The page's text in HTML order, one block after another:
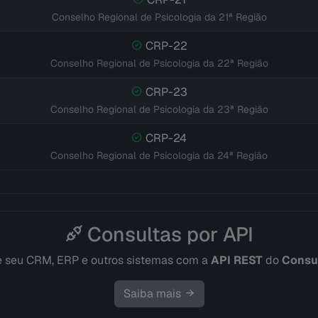
Conselho Regional de Psicologia da 21ª Região
CRP-22
Conselho Regional de Psicologia da 22ª Região
CRP-23
Conselho Regional de Psicologia da 23ª Região
CRP-24
Conselho Regional de Psicologia da 24ª Região
Consultas por API
seu CRM, ERP e outros sistemas com aAPI RESTdo
Saiba mais